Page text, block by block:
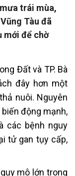
trái mùa,
Tàu đã
mới để chờ
Đất và TP. Bà
đây hơn một
nuôi. Nguyên
động mạnh,
các bệnh nguy
tử gan tụy cấp,
mô lớn trong